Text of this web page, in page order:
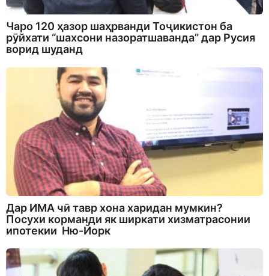
Чаро 120 ҳазор шаҳрванди Тоҷикистон ба
рӯйхати “шахсони назоратшаванда” дар Русия
ворид шуданд
Дар ИМА чӣ тавр хона харидан мумкин?
Посухи корманди як ширкати хизматрасонии
ипотекии Ню-Йорк